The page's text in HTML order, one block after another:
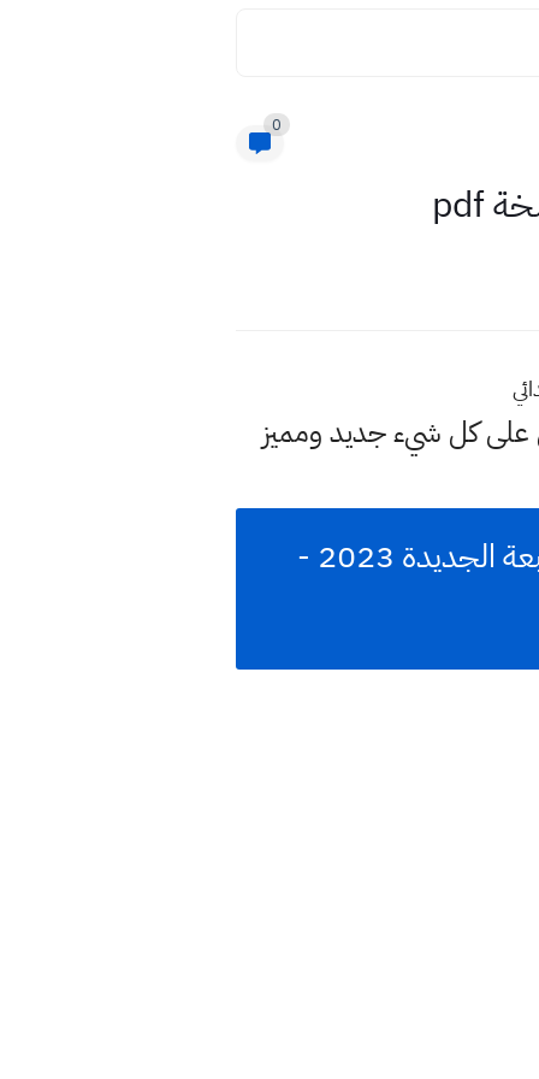
0
كل شيء جديد ومميز
تحميل كتاب التربية الاسلامية والقران الكريم الصف ثالث ابتدائي الطبعة الجديدة 2023 -